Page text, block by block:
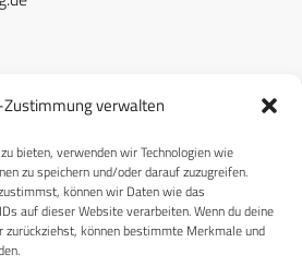
Zustimmung verwalten
bieten, verwenden wir Technologien wie
zu speichern und/oder darauf zuzugreifen.
können wir Daten wie das
auf dieser Website verarbeiten. Wenn du deine
können bestimmte Merkmale und